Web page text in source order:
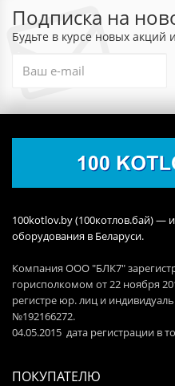
Подписка на
Будьте в курсе новых
100kotlov.by (100котлов.бай) —
оборудования в Беларуси.
Компания ООО "БЛК7"
горисполкомом от 22 ноября
регистре юр. лиц и
№192166272.
04.05.2015 дата регистрации в
ПОКУПАТЕЛЮ